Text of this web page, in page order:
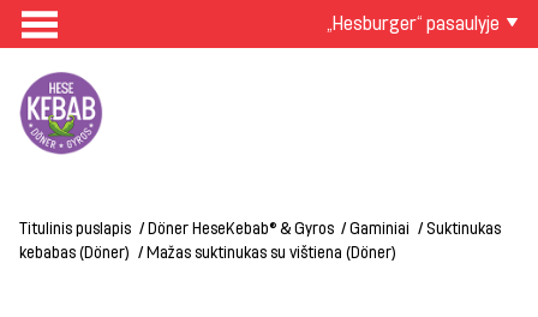
„Hesburger“ pasaulyje
Titulinis puslapis Döner HeseKebab® & Gyros Gaminiai
Suktinukas
kebabas (Döner)
Mažas suktinukas su vištiena (Döner)